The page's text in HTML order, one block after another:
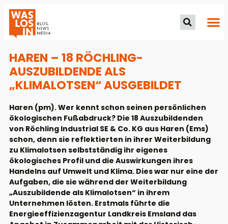
HAREN – 18 RÖCHLING-
AUSZUBILDENDE ALS
„KLIMALOTSEN“ AUSGEBILDET
Haren (pm). Wer kennt schon seinen persönlichen
ökologischen Fußabdruck? Die 18 Auszubildenden
von Röchling Industrial SE & Co. KG aus Haren (Ems)
schon, denn sie reflektierten in ihrer Weiterbildung
zu Klimalotsen selbstständig ihr eigenes
ökologisches Profil und die Auswirkungen ihres
Handelns auf Umwelt und Klima. Dies war nur eine der
Aufgaben, die sie während der Weiterbildung
„Auszubildende als Klimalotsen“ in ihrem
Unternehmen lösten. Erstmals führte die
Energieeffizienzagentur Landkreis Emsland das